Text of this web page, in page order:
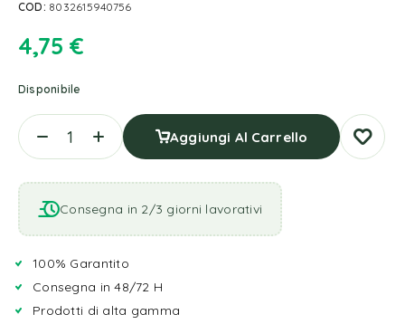
COD: 8032615940756
4,75 €
Disponibile
Aggiungi Al Carrello
Consegna in 2/3 giorni lavorativi
100% Garantito
Consegna in 48/72 H
Prodotti di alta gamma